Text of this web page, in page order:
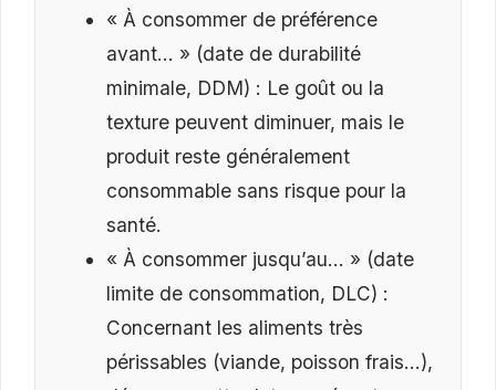
« À consommer de préférence
avant… » (date de durabilité
minimale, DDM) : Le goût ou la
texture peuvent diminuer, mais le
produit reste généralement
consommable sans risque pour la
santé.
« À consommer jusqu’au… » (date
limite de consommation, DLC) :
Concernant les aliments très
périssables (viande, poisson frais…),